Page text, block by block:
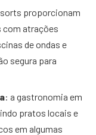
proporcionam
com atrações
de ondas e
segura para
: a gastronomia em
pratos locais e
em algumas